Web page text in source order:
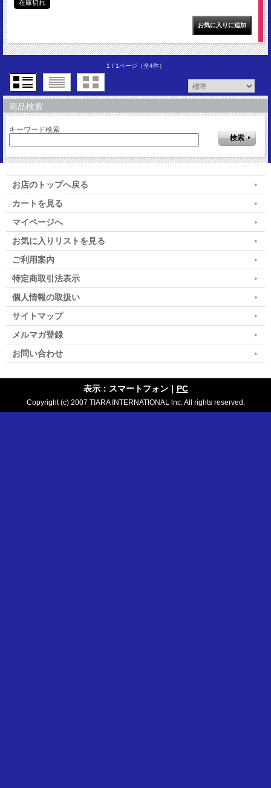
在庫切れ
1 / 1ページ （全4件）
商品検索
キーワード検索
お店のトップへ戻る
カートを見る
マイページへ
お気に入りリストを見る
ご利用案内
特定商取引法表示
個人情報の取扱い
サイトマップ
メルマガ登録
お問い合わせ
表示：スマートフォン｜ PC
Copyright (c) 2007 TIARA INTERNATIONAL lnc. All rights reserved.